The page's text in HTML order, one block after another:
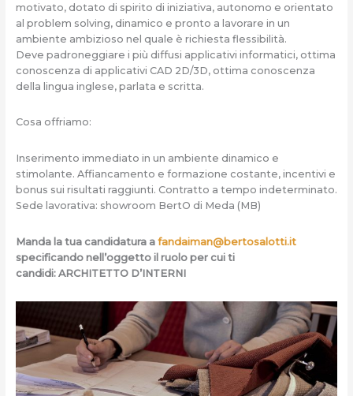
motivato, dotato di spirito di iniziativa, autonomo e orientato
al problem solving, dinamico e pronto a lavorare in un
ambiente ambizioso nel quale è richiesta flessibilità.
Deve padroneggiare i più diffusi applicativi informatici, ottima
conoscenza di applicativi CAD 2D/3D, ottima conoscenza
della lingua inglese, parlata e scritta.
Cosa offriamo:
Inserimento immediato in un ambiente dinamico e
stimolante. Affiancamento e formazione costante, incentivi e
bonus sui risultati raggiunti. Contratto a tempo indeterminato.
Sede lavorativa: showroom BertO di Meda (MB)
Manda la tua candidatura a fandaiman@bertosalotti.it
specificando nell’oggetto il ruolo per cui ti
candidi: ARCHITETTO D’INTERNI